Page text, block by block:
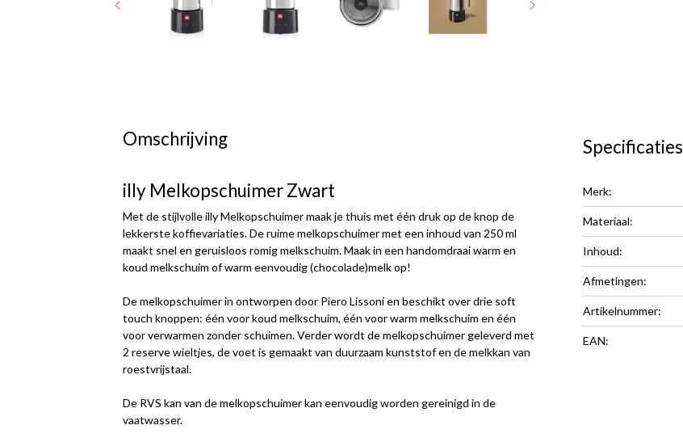
Omschrijving
illy Melkopschuimer Zwart
Met de stijlvolle illy Melkopschuimer maak je thuis met één druk op de knop de
lekkerste koffievariaties. De ruime melkopschuimer met een inhoud van 250 ml
maakt snel en geruisloos romig melkschuim. Maak in een handomdraai warm en
koud melkschuim of warm eenvoudig (chocolade)melk op!
De melkopschuimer in ontworpen door Piero Lissoni en beschikt over drie soft
touch knoppen: één voor koud melkschuim, één voor warm melkschuim en één
voor verwarmen zonder schuimen. Verder wordt de melkopschuimer geleverd met
2 reserve wieltjes, de voet is gemaakt van duurzaam kunststof en de melkkan van
roestvrijstaal.
De RVS kan van de melkopschuimer kan eenvoudig worden gereinigd in de
vaatwasser.
Specificaties
Merk:
Materiaal:
Inhoud:
Afmetingen:
Artikelnummer:
EAN: